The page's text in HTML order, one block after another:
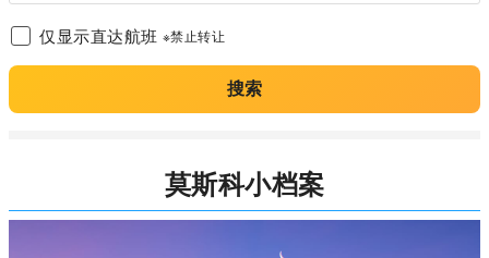
仅显示直达航班 ※禁止转让
搜索
莫斯科小档案